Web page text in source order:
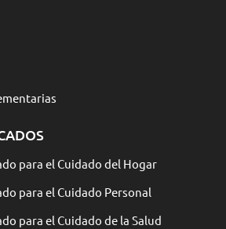
para el Cuidado del Hogar
para el Cuidado Personal
para el Cuidado de la Salud